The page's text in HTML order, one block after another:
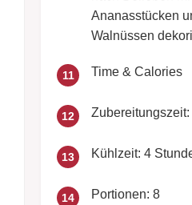
Ananasstücken
Walnüssen
11 Time & Calories
12
13 Kühlzeit: 4
14 Portionen: 8